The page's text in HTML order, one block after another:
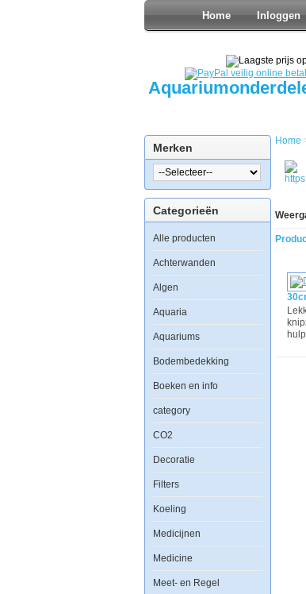
Home Inloggen
Merken
Categorieën
Alle producten
Achterwanden
Algen
Aquaria
Aquariums
Bodembedekking
Boeken en info
category
CO2
Decoratie
Filters
Koeling
Medicijnen
Medicine
Meet- en Regel
Home